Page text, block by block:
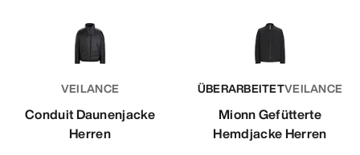
VEILANCE
Conduit Daunenjacke
Herren
ÜBERARBEITETVEILANCE
Mionn Gefütterte
Hemdjacke Herren